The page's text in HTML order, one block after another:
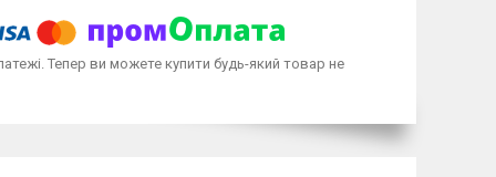
Тепер ви можете купити будь-який товар не